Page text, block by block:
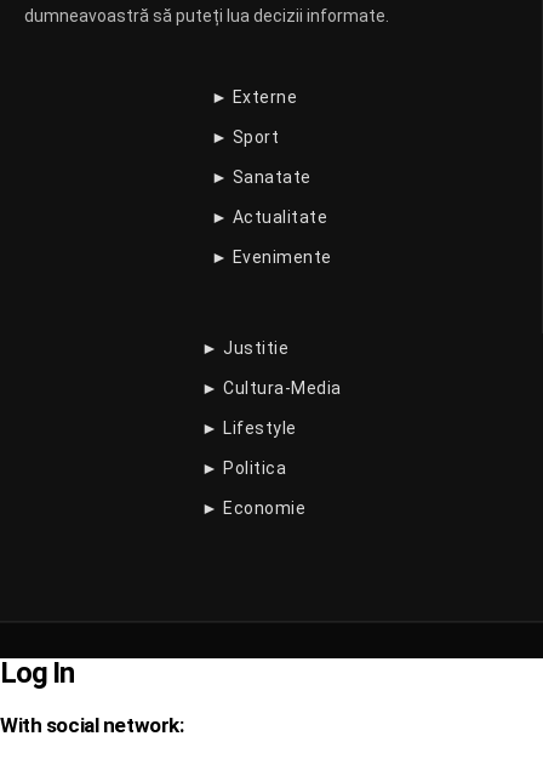
dumneavoastră să puteți lua decizii informate.
► Externe
► Sport
► Sanatate
► Actualitate
► Evenimente
► Justitie
► Cultura-Media
► Lifestyle
► Politica
► Economie
Log In
With social network: